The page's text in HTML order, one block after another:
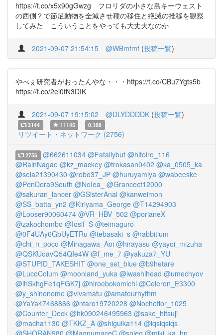
https://t.co/x5x90gGwzg フロリダの小さな島キーウェスト
の西側？で節足動物を全滅させ種の移住と絶滅の推移を観察
してみた こういうことをやっても大丈夫なのか
2021-09-07 21:54:15 @WBmfmf (投稿一覧)
やべぇ研究者がおったんやな・・・https://t.co/CBu7Ygts5b
https://t.co/2ei0tN3DIK
2021-09-07 19:15:02 @DLYDDDDK (投稿一覧)
3144 11145 0.188
リツイート・ネットワーク (2756)
2756 @662611034 @Fatallybut @hitoiro_116
@RainNagae @kz_mackey @trokasan0402 @ka_0505_ka
@seia21390430 @robo37_JP @huruyamiya @wabeeske
@PenDora9South @NoIea_ @Grancect12000
@sakuran_lancer @GSisterAnal @kanweimon
@SS_batta_yn2 @Kiriyama_George @T14294903
@Looser90060474 @VR_HBV_502 @porianeX
@zakochombo @Iosif_S @teimaguro
@0F4UAy6GbUyETRu @tebasaki_s @rabbitium
@chi_n_poco @Minagawa_Aoi @hirayasu @yayoi_mizuha
@QSKUoavQ54QIe4W @f_me_7 @yakuza7_YU
@STUPID_TAKESHIT @one_set_blue @b9hetare
@LucoColum @moonland_yuka @iwashihead @umechyov
@ihSkhgFe1qFGK7j @hiroebokomichi @Celeron_E3300
@y_shinonome @vivamatu @amateurhythm
@YaYa47468866 @ntaro19720228 @Nocheflor_1025
@Counter_Deck @hk090246495963 @sake_hitsuji
@macha1130 @TKKZ_A @shiguika114 @iqsiqsiqs
@SHORAN980 @MagnumaceC @snieg @miki_ka_hn